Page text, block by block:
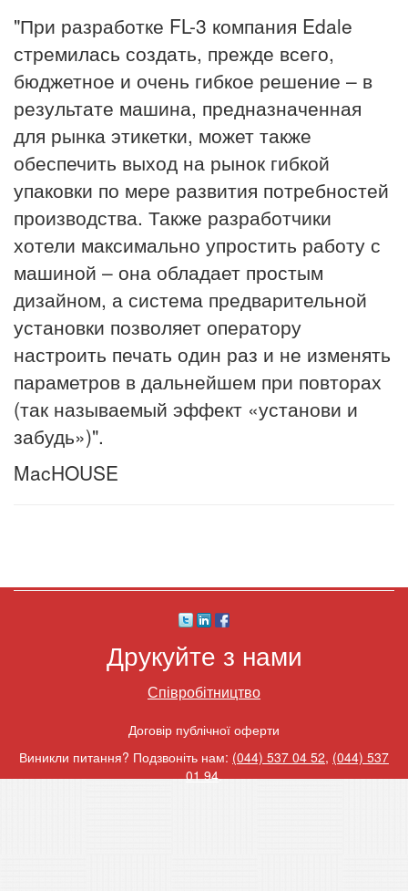
"При разработке FL-3 компания Edale
стремилась создать, прежде всего,
бюджетное и очень гибкое решение – в
результате машина, предназначенная
для рынка этикетки, может также
обеспечить выход на рынок гибкой
упаковки по мере развития потребностей
производства. Также разработчики
хотели максимально упростить работу с
машиной – она обладает простым
дизайном, а система предварительной
установки позволяет оператору
настроить печать один раз и не изменять
параметров в дальнейшем при повторах
(так называемый эффект «установи и
забудь»)".
MacHOUSE
Друкуйте з нами
Співробітництво
Договір публічної оферти
Виникли питання? Подзвоніть нам: (044) 537 04 52, (044) 537
01 94.